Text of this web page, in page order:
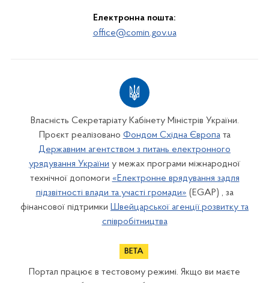
Електронна пошта:
office@comin.gov.ua
Власність Секретаріату Кабінету Міністрів України.
Проєкт реалізовано Фондом Східна Європата
Державним агентством з питань електронного
урядування України у межах програми міжнародної
технічної допомоги «Електронне врядування задля
підзвітності влади та участі громади» (EGAP) , за
фінансової підтримки Швейцарської агенції розвитку та
співробітництва
Портал працює в тестовому режимі. Якщо ви маєте